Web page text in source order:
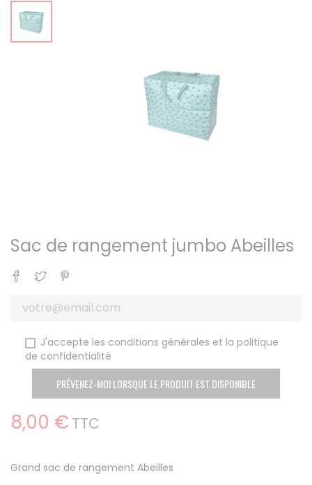
Sac de rangement jumbo Abeilles
Partager
Tweet
J'accepte les conditions générales et la politique
de confidentialité
PRÉVENEZ-MOI LORSQUE LE PRODUIT EST DISPONIBLE
8,00 € TTC
Grand sac de rangement Abeilles